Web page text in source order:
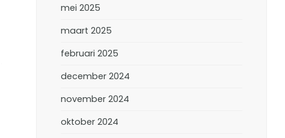
mei 2025
maart 2025
februari 2025
december 2024
november 2024
oktober 2024